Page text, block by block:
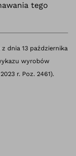
tego
dnia 13 października
wyrobów
r. Poz. 2461).